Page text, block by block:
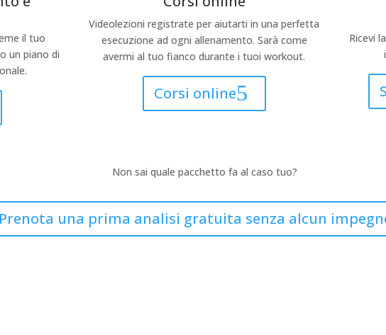
il tuo
un piano di
Videolezioni registrate per aiutarti in una perfetta
esecuzione ad ogni allenamento. Sarà come
avermi al tuo fianco durante i tuoi workout.
Corsi online
Ricevi
Non sai quale pacchetto fa al caso tuo?
Prenota una prima analisi gratuita senza alcun